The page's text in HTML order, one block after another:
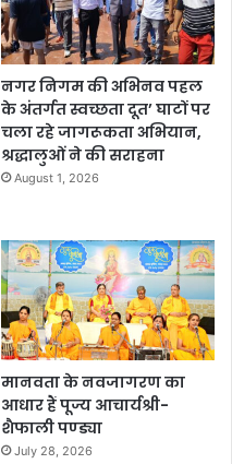
नगर निगम की अभिनव पहल
के अंतर्गत स्वच्छता दूत’ घाटों पर
चला रहे जागरूकता अभियान,
श्रद्धालुओं ने की सराहना
August 1, 2026
मानवता के नवजागरण का
आधार हैं पूज्य आचार्यश्री-
शैफाली पण्ड्या
July 28, 2026